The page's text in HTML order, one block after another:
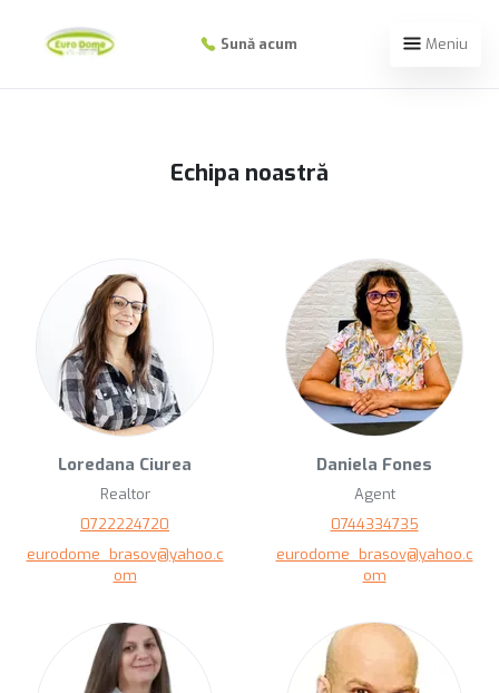
Sună acum Meniu
Echipa noastră
Loredana Ciurea
Realtor
0722224720
eurodome_brasov@yahoo.c
om
Daniela Fones
Agent
0744334735
eurodome_brasov@yahoo.c
om